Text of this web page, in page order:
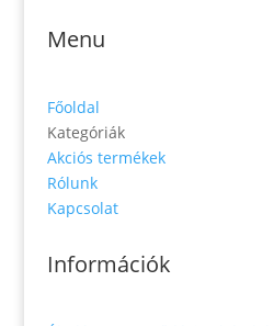
Menu
Főoldal
Kategóriák
Akciós termékek
Rólunk
Kapcsolat
Információk